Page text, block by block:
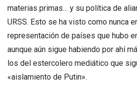
materias primas… y su política de
URSS. Esto se ha visto como nunca
representación de países que hubo
aunque aún sigue habiendo por ahí
los del estercolero mediático que
«aislamiento de Putin».